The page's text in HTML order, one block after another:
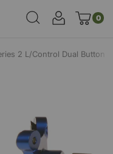
0
2 L/Control Dual Button